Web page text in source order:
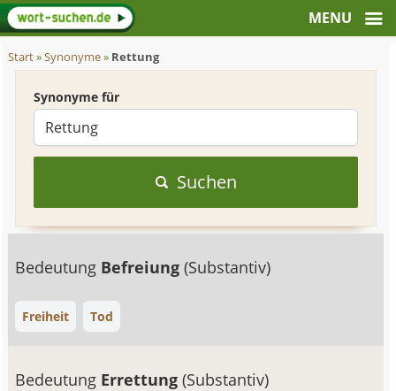
Start»Synonyme» Rettung
Synonyme für
Suchen
Bedeutung Befreiung(Substantiv)
Freiheit Tod
Bedeutung Errettung(Substantiv)